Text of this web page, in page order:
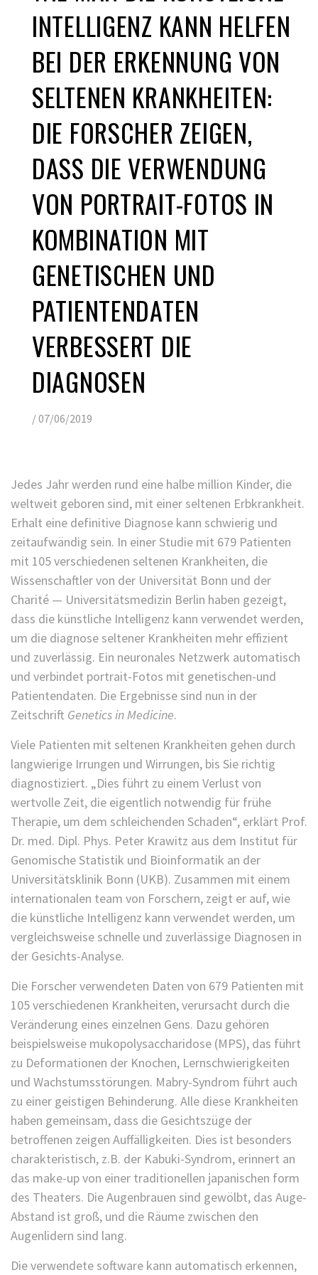
INTELLIGENZ KANN HELFEN
BEI DER ERKENNUNG VON
SELTENEN KRANKHEITEN:
DIE FORSCHER ZEIGEN,
DASS DIE VERWENDUNG
VON PORTRAIT-FOTOS IN
KOMBINATION MIT
GENETISCHEN UND
PATIENTENDATEN
VERBESSERT DIE
DIAGNOSEN
/07/06/2019
Jedes Jahr werden rund eine halbe million Kinder, die
weltweit geboren sind, mit einer seltenen Erbkrankheit.
Erhalt eine definitive Diagnose kann schwierig und
zeitaufwändig sein. In einer Studie mit 679 Patienten
mit 105 verschiedenen seltenen Krankheiten, die
Wissenschaftler von der Universität Bonn und der
Charité — Universitätsmedizin Berlin haben gezeigt,
dass die künstliche Intelligenz kann verwendet werden,
um die diagnose seltener Krankheiten mehr effizient
und zuverlässig. Ein neuronales Netzwerk automatisch
und verbindet portrait-Fotos mit genetischen-und
Patientendaten. Die Ergebnisse sind nun in der
Zeitschrift Genetics in Medicine.
Viele Patienten mit seltenen Krankheiten gehen durch
langwierige Irrungen und Wirrungen, bis Sie richtig
diagnostiziert. „Dies führt zu einem Verlust von
wertvolle Zeit, die eigentlich notwendig für frühe
Therapie, um dem schleichenden Schaden“, erklärt Prof.
Dr. med. Dipl. Phys. Peter Krawitz aus dem Institut für
Genomische Statistik und Bioinformatik an der
Universitätsklinik Bonn (UKB). Zusammen mit einem
internationalen team von Forschern, zeigt er auf, wie
die künstliche Intelligenz kann verwendet werden, um
vergleichsweise schnelle und zuverlässige Diagnosen in
der Gesichts-Analyse.
Die Forscher verwendeten Daten von 679 Patienten mit
105 verschiedenen Krankheiten, verursacht durch die
Veränderung eines einzelnen Gens. Dazu gehören
beispielsweise mukopolysaccharidose (MPS), das führt
zu Deformationen der Knochen, Lernschwierigkeiten
und Wachstumsstörungen. Mabry-Syndrom führt auch
zu einer geistigen Behinderung. Alle diese Krankheiten
haben gemeinsam, dass die Gesichtszüge der
betroffenen zeigen Auffälligkeiten. Dies ist besonders
charakteristisch, z.B. der Kabuki-Syndrom, erinnert an
das make-up von einer traditionellen japanischen form
des Theaters. Die Augenbrauen sind gewölbt, das Auge-
Abstand ist groß, und die Räume zwischen den
Augenlidern sind lang.
Die verwendete software kann automatisch erkennen,